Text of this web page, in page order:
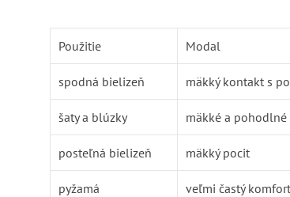
Použitie Modal
spodná bielizeň mäkký kontakt s
šaty a blúzky mäkké a pohodlné
posteľná bielizeň mäkký pocit
pyžamá veľmi častý